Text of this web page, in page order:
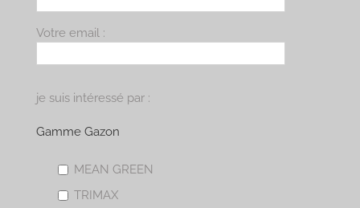
Votre email :
je suis intéressé par :
Gamme Gazon
MEAN GREEN
TRIMAX